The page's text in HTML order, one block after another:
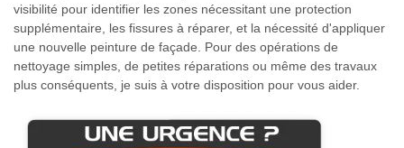
visibilité pour identifier les zones nécessitant une protection
supplémentaire, les fissures à réparer, et la nécessité d'appliquer
une nouvelle peinture de façade. Pour des opérations de
nettoyage simples, de petites réparations ou même des travaux
plus conséquents, je suis à votre disposition pour vous aider.